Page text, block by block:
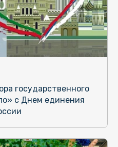
государственного
с Днем единения